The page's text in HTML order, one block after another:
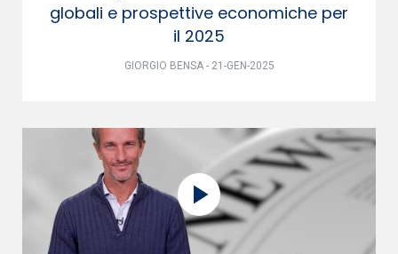
globali e prospettive economiche per
il 2025
GIORGIO BENSA - 21-GEN-2025